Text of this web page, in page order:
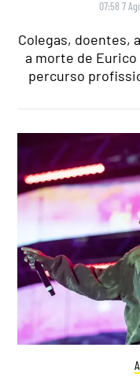
07:58 7
Colegas, doentes,
a morte de Eurico
percurso